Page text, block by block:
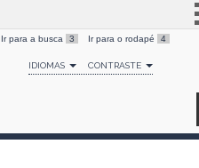
Simplifique!
Comunica BR
Ir para a busca 3 Ir para o rodapé 4
IDIOMAS CONTRASTE